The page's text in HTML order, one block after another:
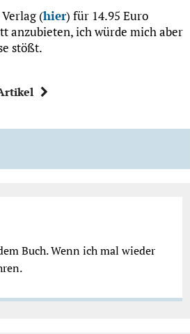
(hier) für 14.95 Euro
anzubieten, ich würde mich aber
stößt.
Buch. Wenn ich mal wieder